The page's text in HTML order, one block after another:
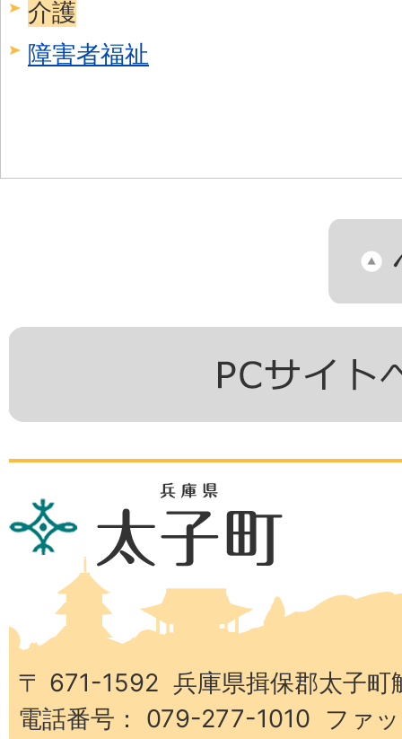
介護
障害者福祉
兵
庫
子
町
〒 671-1592 兵庫県揖保郡太子町
電話番号： 079-277-1010 ファ